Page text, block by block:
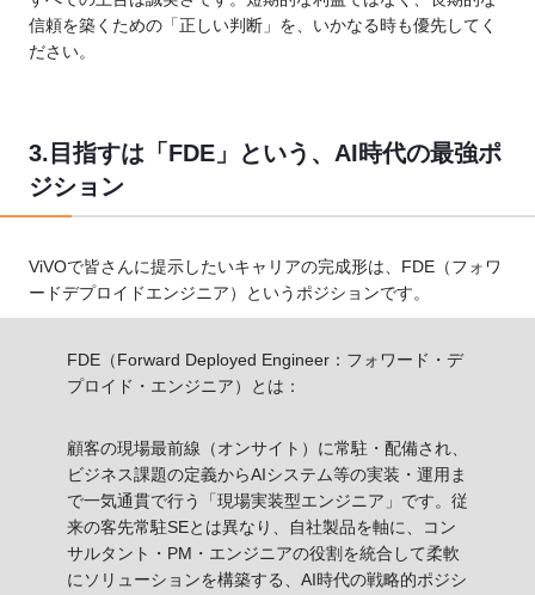
信頼を築くための「正しい判断」を、いかなる時も優先してく
ださい。
3.目指すは「FDE」という、AI時代の最強ポ
ジション
ViVOで皆さんに提示したいキャリアの完成形は、FDE（フォワ
ードデプロイドエンジニア）というポジションです。
FDE（Forward Deployed Engineer：フォワード・デ
プロイド・エンジニア）とは：
顧客の現場最前線（オンサイト）に常駐・配備され、
ビジネス課題の定義からAIシステム等の実装・運用ま
で一気通貫で行う「現場実装型エンジニア」です。従
来の客先常駐SEとは異なり、自社製品を軸に、コン
サルタント・PM・エンジニアの役割を統合して柔軟
にソリューションを構築する、AI時代の戦略的ポジシ